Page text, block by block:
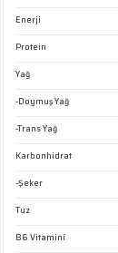
Enerji
Protein
Yağ
-Doymuş Yağ
-Trans Yağ
Karbonhidrat
-Şeker
Tuz
B6 Vitamini